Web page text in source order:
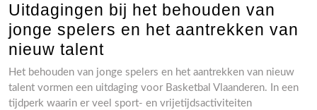
Uitdagingen bij het behouden van
jonge spelers en het aantrekken van
nieuw talent
Het behouden van jonge spelers en het aantrekken van nieuw
talent vormen een uitdaging voor Basketbal Vlaanderen. In een
tijdperk waarin er veel sport- en vrijetijdsactiviteiten